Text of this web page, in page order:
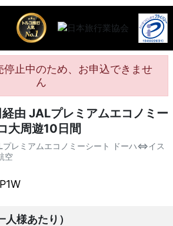
停止中のため、お申込できませ
ん
由 JALプレミアムエコノミー
大周遊10日間
レミアムエコノミーシート ドーハ⇔イス
空
様あたり）